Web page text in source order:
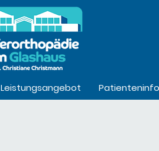
Leistungsangebot